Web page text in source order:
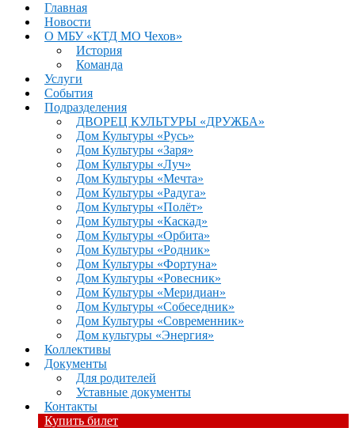
Главная
Новости
О МБУ «КТД МО Чехов»
История
Команда
Услуги
События
Подразделения
ДВОРЕЦ КУЛЬТУРЫ «ДРУЖБА»
Дом Культуры «Русь»
Дом Культуры «Заря»
Дом Культуры «Луч»
Дом Культуры «Мечта»
Дом Культуры «Радуга»
Дом Культуры «Полёт»
Дом Культуры «Каскад»
Дом Культуры «Орбита»
Дом Культуры «Родник»
Дом Культуры «Фортуна»
Дом Культуры «Ровесник»
Дом Культуры «Меридиан»
Дом Культуры «Собеседник»
Дом Культуры «Современник»
Дом культуры «Энергия»
Коллективы
Документы
Для родителей
Уставные документы
Контакты
Купить билет